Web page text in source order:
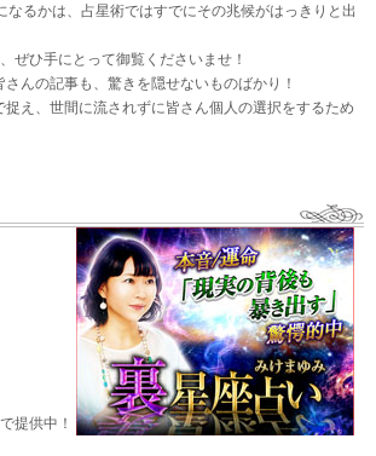
なるかは、占星術ではすでにその兆候がはっきりと出
ぜひ手にとって御覧くださいませ！
んの記事も、驚きを隠せないものばかり！
え、世間に流されずに皆さん個人の選択をするため
提供中！